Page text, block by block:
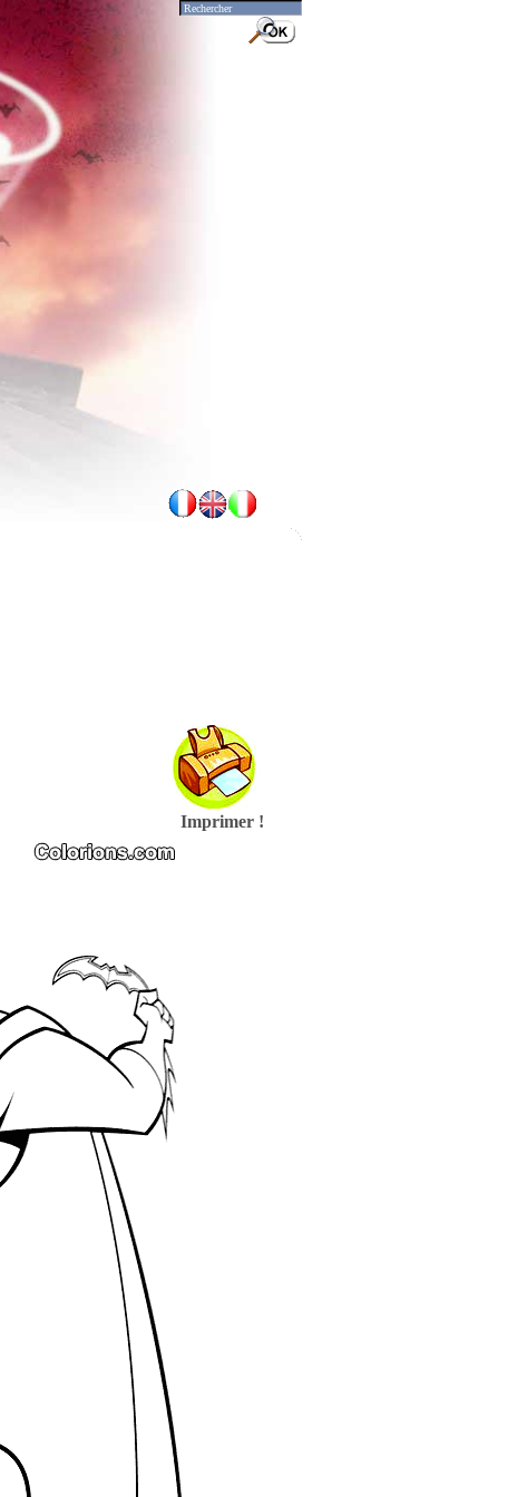
Imprimer !